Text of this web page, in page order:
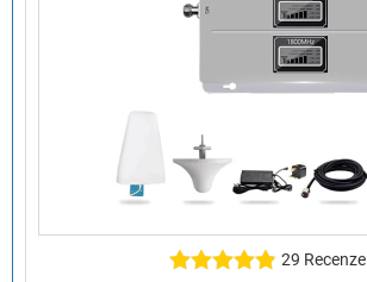
29 Recenze